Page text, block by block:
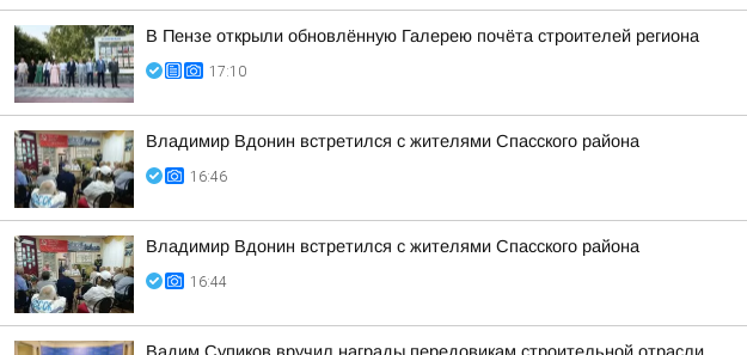
В Пензе открыли обновлённую Галерею почёта строителей региона
17:10
Владимир Вдонин встретился с жителями Спасского района
16:46
Владимир Вдонин встретился с жителями Спасского района
16:44